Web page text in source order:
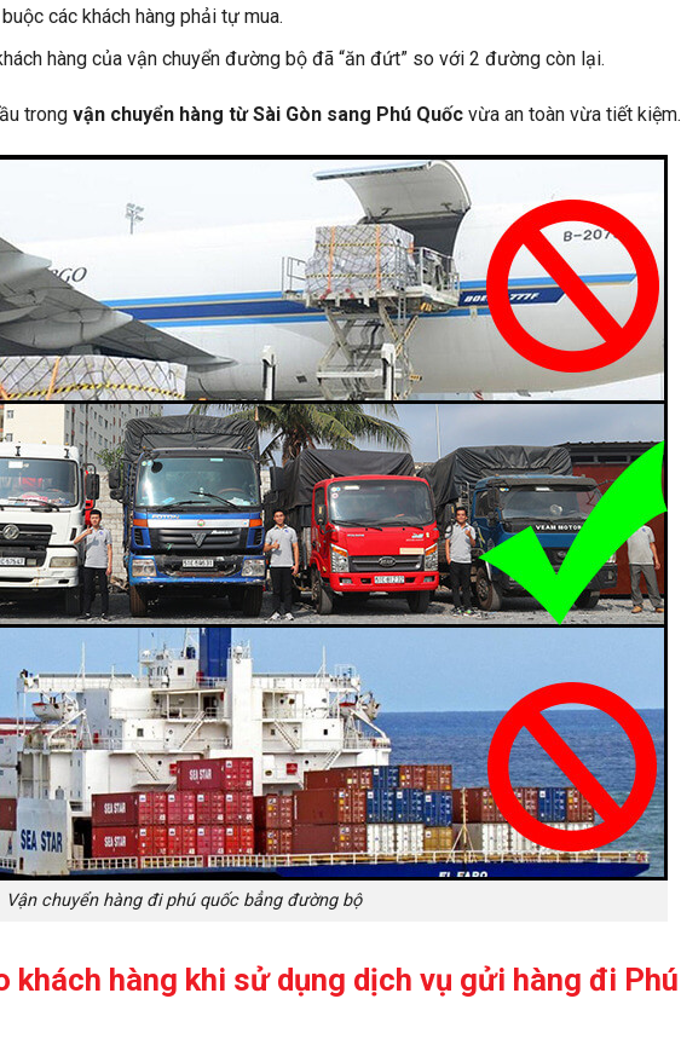
các khách hàng phải tự mua.
hàng của vận chuyển đường bộ đã “ăn đứt” so với 2 đường còn lại.
trong vận chuyển hàng từ Sài Gòn sang Phú Quốc vừa an toàn vừa tiết kiệm.
Vận chuyển hàng đi phú quốc bẳng đường bộ
khách hàng khi sử dụng dịch vụ gửi hàng đi Phú